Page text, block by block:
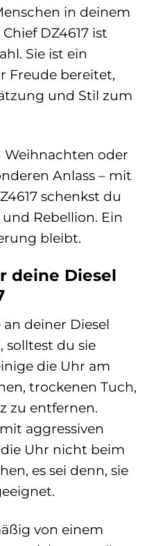
in deinem
DZ4617 ist
Sie ist ein
Freude bereitet,
und Stil zum
Weihnachten oder
Anlass – mit
schenkst du
Rebellion. Ein
bleibt.
deine Diesel
deiner Diesel
solltest du sie
die Uhr am
trockenen Tuch,
zu entfernen.
aggressiven
Uhr nicht beim
es sei denn, sie
von einem